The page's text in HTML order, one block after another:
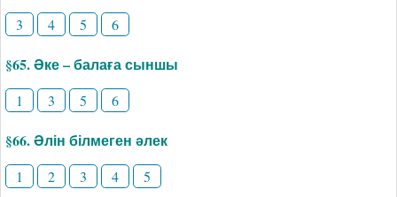
3 4 5 6
§65. Әке – балаға сыншы
1 3 5 6
§66. Әлін білмеген әлек
1 2 3 4 5